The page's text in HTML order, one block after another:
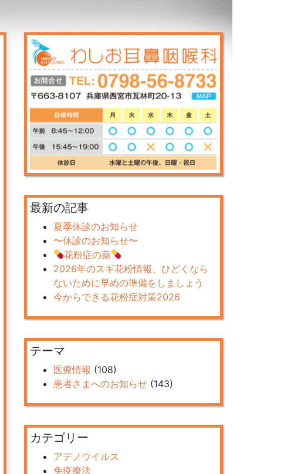
最新の記事
夏季休診のお知らせ
〜休診のお知らせ〜
花粉症の薬
2026年のスギ花粉情報、ひどくなら
ないために早めの準備をしましょう
今からできる花粉症対策2026
テーマ
医療情報 (108)
患者さまへのお知らせ(143)
カテゴリー
アデノウイルス
免疫療法